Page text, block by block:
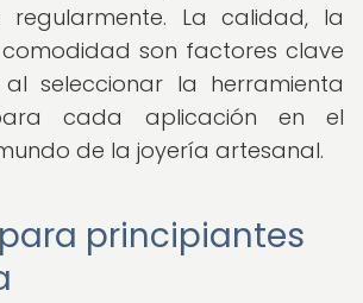
regularmente. La calidad, la
son factores clave
seleccionar la herramienta
cada aplicación en el
de la joyería artesanal.
principiantes